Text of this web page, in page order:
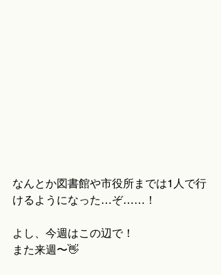
なんとか図書館や市役所までは1人で行
けるようになった…ぞ……！
よし、今週はこの辺で！
また来週〜👋